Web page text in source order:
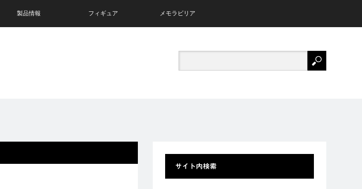
製品情報 フィギュア メモラビリア
サイト内検索